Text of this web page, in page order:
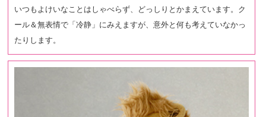
いつもよけいなことはしゃべらず、どっしりとかまえています。ク
ール＆無表情で「冷静」にみえますが、意外と何も考えていなかっ
たりします。